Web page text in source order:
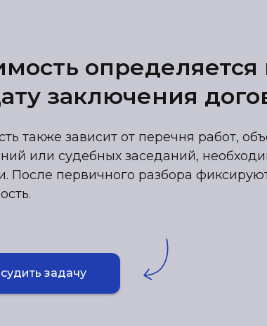
заключения
также зависит от перечня работ,
или судебных заседаний,
После первичного разбора
задачу